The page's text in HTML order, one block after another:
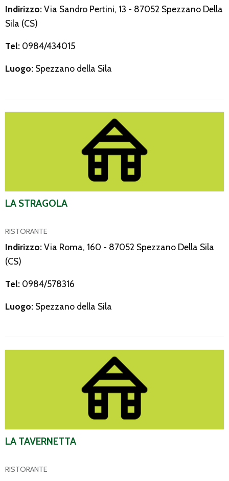
Indirizzo:Via Sandro Pertini, 13 - 87052 Spezzano Della
Sila (CS)
Tel: 0984/434015
Luogo: Spezzano della Sila
LA STRAGOLA
RISTORANTE
Indirizzo:Via Roma, 160 - 87052 Spezzano Della Sila
(CS)
Tel: 0984/578316
Luogo: Spezzano della Sila
LA TAVERNETTA
RISTORANTE